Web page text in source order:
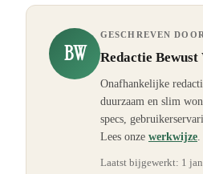
BW
GESCHREVEN DOOR
Redactie Bewust
Onafhankelijke
duurzaam en slim
specs,
Lees onze werkwijze
Laatst bijgewerkt: 1